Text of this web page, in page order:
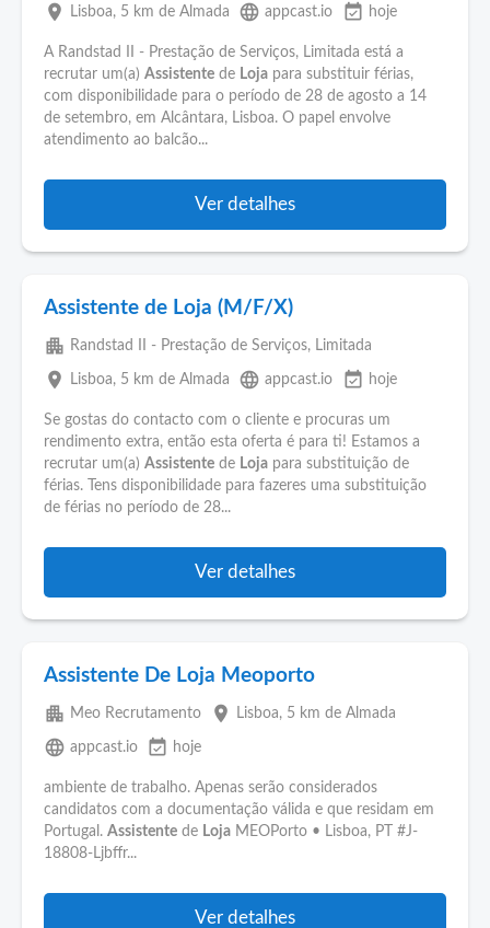
place Lisboa, 5 km de Almada language appcast.io event_available hoje
A Randstad II - Prestação de Serviços, Limitada está a
recrutar um(a) Assistente de Loja para substituir férias,
com disponibilidade para o período de 28 de agosto a 14
de setembro, em Alcântara, Lisboa. O papel envolve
atendimento ao balcão...
Ver detalhes
Assistente de Loja (M/F/X)
apartment Randstad II - Prestação de Serviços, Limitada
place Lisboa, 5 km de Almada language appcast.io event_available hoje
Se gostas do contacto com o cliente e procuras um
rendimento extra, então esta oferta é para ti! Estamos a
recrutar um(a) Assistente de Loja para substituição de
férias. Tens disponibilidade para fazeres uma substituição
de férias no período de 28...
Ver detalhes
Assistente De Loja Meoporto
apartment Meo Recrutamento place Lisboa, 5 km de Almada
language appcast.io event_available hoje
ambiente de trabalho. Apenas serão considerados
candidatos com a documentação válida e que residam em
Portugal. Assistente de Loja MEOPorto • Lisboa, PT #J-
18808-Ljbffr...
Ver detalhes